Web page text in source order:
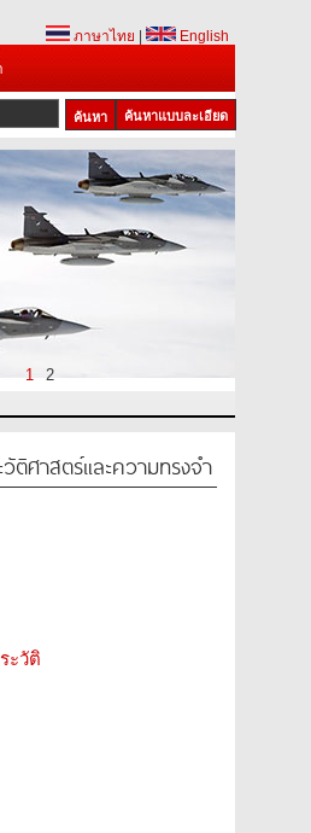
ภาษาไทย
English
ค้นหาแบบละเอียด
1 2
ติศาสตร์และความทรงจำ
ะวัติ